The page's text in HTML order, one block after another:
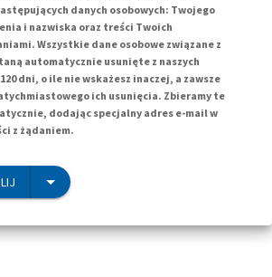
danych osobowych: Twojego
i nazwiska oraz treści Twoich
Wszystkie dane osobowe związane z
automatycznie usunięte z naszych
dni, o ile nie wskażesz inaczej, a zawsze
ich usunięcia. Zbieramy te
dodając specjalny adres e-mail w
z żądaniem.